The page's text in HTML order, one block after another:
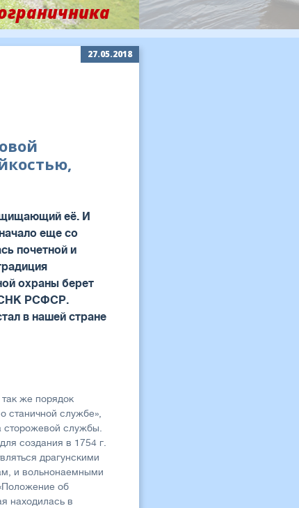
27.05.2018
её. И
еще со
почетной и
охраны берет
СНК РСФСР.
в нашей стране
же порядок
станичной службе»,
сторожевой службы.
создания в 1754 г.
драгунскими
и вольнонаемными
об
находилась в